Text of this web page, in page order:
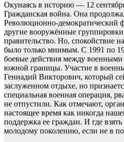
Окунаясь в историю — 12
Гражданская война. Она
Революционно-демократический
другие вооружённые
правительство. Но, спокойствие
было только мнимым. С 1991 по
боевые действия между военными
южной границы. Участие в
Геннадий Викторович, который
заслуженном отдыхе, но
специальная военная операция,
не отпустили. Как отмечают,
настоящее время как никогда
поддержка ее граждан. И где
молодому поколению, если не в